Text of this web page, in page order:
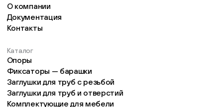
О компании
Документация
Контакты
Каталог
Опоры
Фиксаторы — барашки
Заглушки для труб с резьбой
Заглушки для труб и отверстий
Комплектующие для мебели